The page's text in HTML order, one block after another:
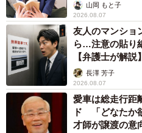
「プラレールは子どもたちの
ー＞を、その時代に合わせて
線・通勤電車・特急・SLなど
さまにとっては、見たり乗っ
ないくらいの魅力があると思
れ”を手にできる、自分の思い
させて遊ぶことができる夢の
う、今も昔も想いをつないで
山岡 もと子
2026.08.07
友人のマンショ
ら…注意の貼り
【弁護士が解説】
長澤 芳子
2026.08.07
愛車は総走行距
ド 「どなたか
才師が譲渡の意